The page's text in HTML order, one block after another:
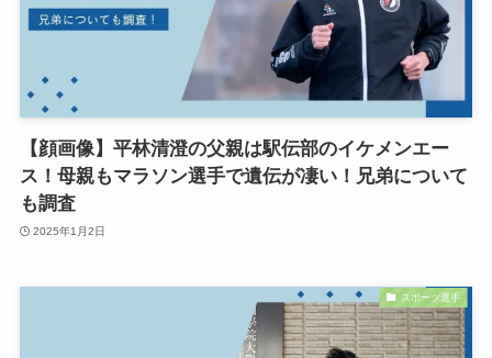
【顔画像】平林清澄の父親は駅伝部のイケメンエー
ス！母親もマラソン選手で遺伝が凄い！兄弟について
も調査
2025年1月2日
スポーツ選手